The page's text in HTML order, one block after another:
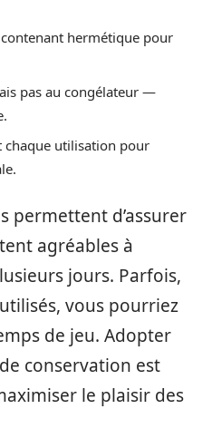
hermétique pour
pas au congélateur —
chaque utilisation pour
permettent d’assurer
agréables à
jours. Parfois,
vous pourriez
de jeu. Adopter
conservation est
le plaisir des